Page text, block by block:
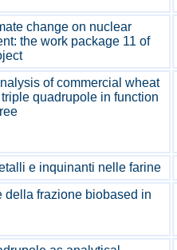
change on nuclear
the work package 11 of
of commercial wheat
quadrupole in function
e inquinanti nelle farine
della frazione biobased in